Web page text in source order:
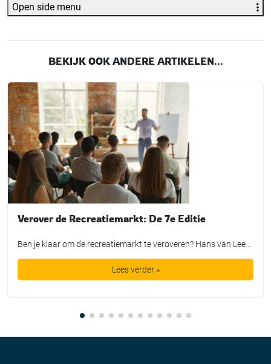
Open side menu
BEKIJK OOK ANDERE ARTIKELEN...
Verover de Recreatiemarkt: De 7e Editie
Lees verder »